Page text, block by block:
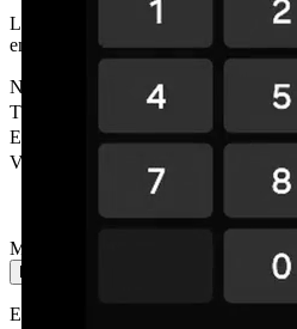
Laissez vos coordonnées et nous vous
engagement.
Nom
Téléphone
Email
Ville
Message
En envoyant, vous acceptez notre